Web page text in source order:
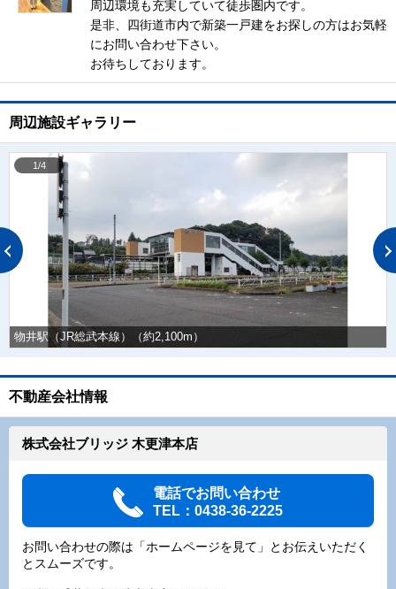
周辺環境も充実していて徒歩圏内です。
是非、四街道市内で新築一戸建をお探しの方はお気軽
にお問い合わせ下さい。
お待ちしております。
周辺施設ギャラリー
物井駅（JR総武本線）（約2,100m）
1/4
不動産会社情報
株式会社ブリッジ 木更津本店
電話でお問い合わせ
TEL：0438-36-2225
お問い合わせの際は「ホームページを見て」とお伝えいただく
とスムーズです。